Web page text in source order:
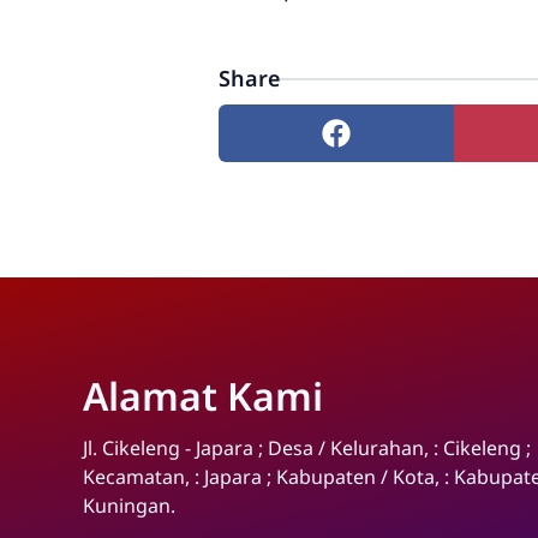
Share
Alamat Kami
Jl. Cikeleng - Japara ; Desa / Kelurahan, : Cikeleng ;
Kecamatan, : Japara ; Kabupaten / Kota, :
Kuningan.